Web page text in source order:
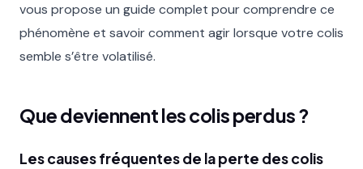
vous propose un guide complet pour comprendre ce
phénomène et savoir comment agir lorsque votre colis
semble s’être volatilisé.
Que deviennent les colis perdus ?
Les causes fréquentes de la perte des colis